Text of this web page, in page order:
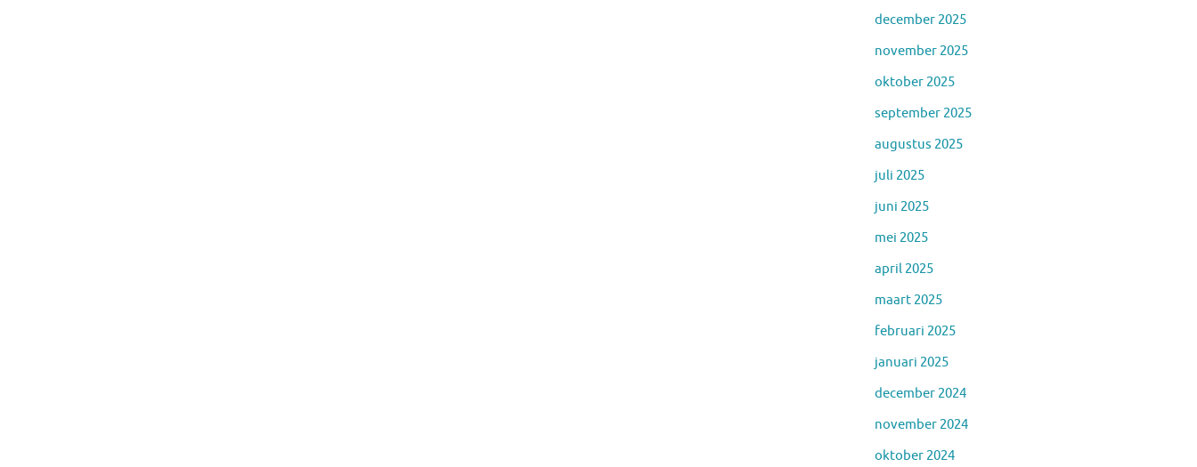
december 2025
november 2025
oktober 2025
september 2025
augustus 2025
juli 2025
juni 2025
mei 2025
april 2025
maart 2025
februari 2025
januari 2025
december 2024
november 2024
oktober 2024